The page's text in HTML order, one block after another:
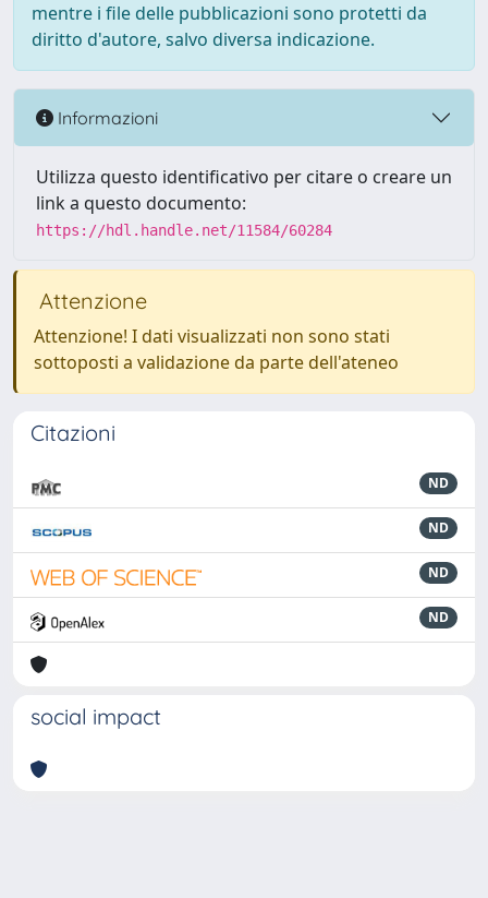
mentre i file delle pubblicazioni sono protetti da
diritto d'autore, salvo diversa indicazione.
Informazioni
Utilizza questo identificativo per citare o creare un
link a questo documento:
https://hdl.handle.net/11584/60284
Attenzione
Attenzione! I dati visualizzati non sono stati
sottoposti a validazione da parte dell'ateneo
Citazioni
ND
ND
ND
ND
social impact